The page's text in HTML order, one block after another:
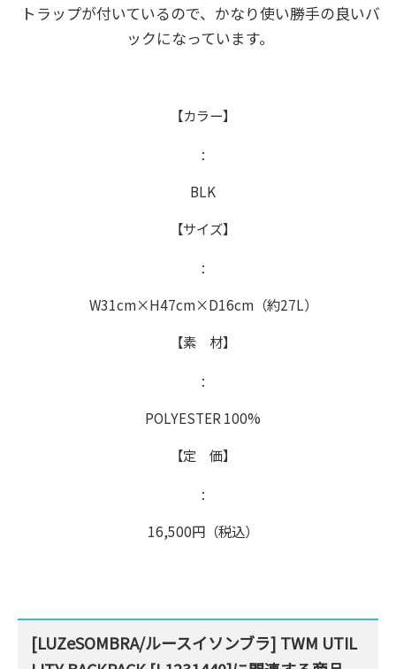
トラップが付いているので、かなり使い勝手の良いバ
ックになっています。
【カラー】
：
BLK
【サイズ】
：
W31cm×H47cm×D16cm（約27L）
【素 材】
：
POLYESTER 100%
【定 価】
：
16,500円（税込）
[LUZeSOMBRA/ルースイソンブラ] TWM UTIL